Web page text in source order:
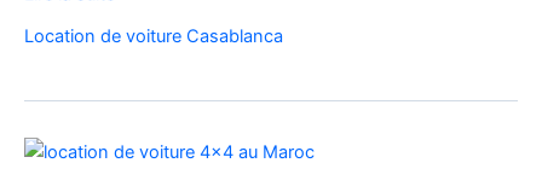
Rover
Casablanca
Location de voiture Casablanca